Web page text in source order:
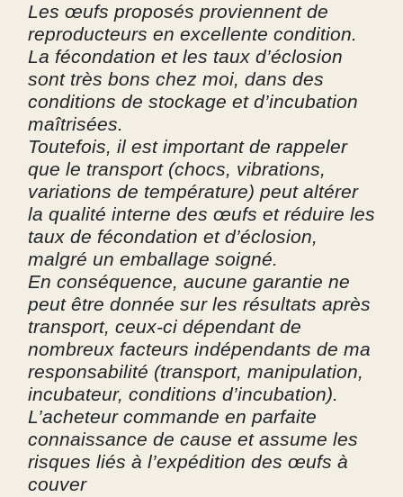
Les œufs proposés proviennent de
reproducteurs en excellente condition.
La fécondation et les taux d’éclosion
sont très bons chez moi, dans des
conditions de stockage et d’incubation
maîtrisées.
Toutefois, il est important de rappeler
que le transport (chocs, vibrations,
variations de température) peut altérer
la qualité interne des œufs et réduire les
taux de fécondation et d’éclosion,
malgré un emballage soigné.
En conséquence, aucune garantie ne
peut être donnée sur les résultats après
transport, ceux-ci dépendant de
nombreux facteurs indépendants de ma
responsabilité (transport, manipulation,
incubateur, conditions d’incubation).
L’acheteur commande en parfaite
connaissance de cause et assume les
risques liés à l’expédition des œufs à
couver